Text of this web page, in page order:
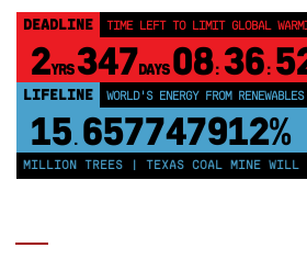
DEADLINE TIME LEFT TO LIMIT GLOBAL
2YRS 347DAYS 08: 36:
LIFELINE WORLD'S ENERGY FROM RENEWABLES
15. 657747917%
MILLION TREES | TEXAS COAL MINE WILL